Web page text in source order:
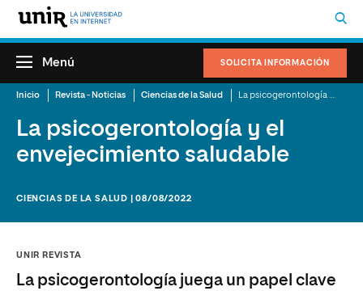
SOLICITA INFORMACIÓN
Menú
Inicio Revista - Noticias Ciencias de la Salud
La psicogerontología y el
envejecimiento saludable
CIENCIAS DE LA SALUD | 08/08/2022
UNIR REVISTA
La psicogerontología juega un papel clave